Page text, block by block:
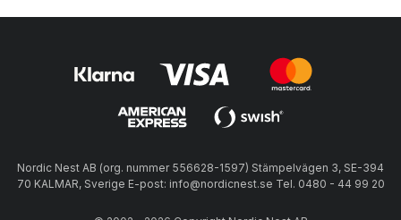
Nordic Nest AB (org. nummer 556628-1597) Stämpelvägen 3, SE-394
70 KALMAR, Sverige E-post: info@nordicnest.se Tel. 0480 - 44 99 20